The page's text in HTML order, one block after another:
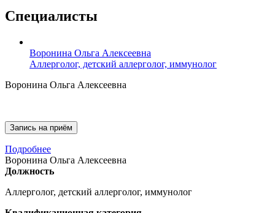
Специалисты
Воронина Ольга Алексеевна
Аллерголог, детский аллерголог, иммунолог
Воронина Ольга Алексеевна
Запись на приём
Подробнее
Воронина Ольга Алексеевна
Должность
Аллерголог, детский аллерголог, иммунолог